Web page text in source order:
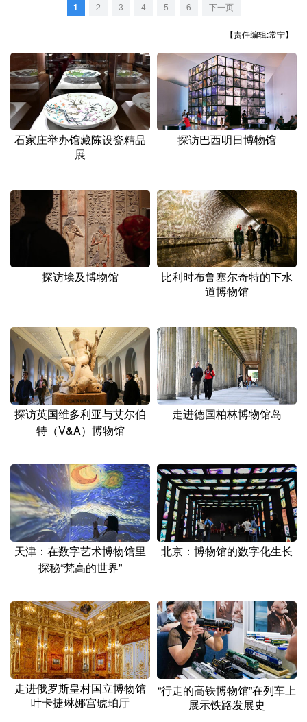
辽宁 吉林 上海 江苏
浙江 安徽 福建 江西
山东 河南 湖北 湖南
广东 广西 海南 重庆
陕西 甘肃 青海 宁夏
新疆 内蒙古 黑龙江
多语种频道
Русский язык 日本語 한국어
Deutsch Português
1 2 3 4 5 6 下一页
【责任编辑:常宁】
石家庄举办馆藏陈设瓷精品
展
探访巴西明日博物馆
探访埃及博物馆
比利时布鲁塞尔奇特的下水
道博物馆
探访英国维多利亚与艾尔伯
特（V&A）博物馆
走进德国柏林博物馆岛
天津：在数字艺术博物馆里
探秘“梵高的世界”
北京：博物馆的数字化生长
走进俄罗斯皇村国立博物馆
叶卡捷琳娜宫琥珀厅
“行走的高铁博物馆”在列车上
展示铁路发展史